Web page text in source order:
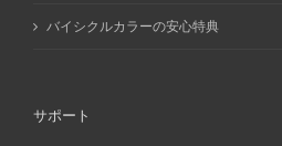
バイシクルカラーの安心特典
サポート